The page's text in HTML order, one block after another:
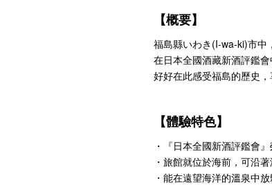
【概要】
福島縣いわき(I-wa-ki)市中
在日本全國酒藏新酒評鑑
好好在此感受福島的歷史
【體驗特色】
・『日本全國新酒評鑑會
・旅館就位於海前，可沿著
・能在遠望海洋的溫泉中